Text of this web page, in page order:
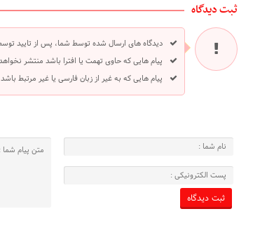
ثبت دیدگاه
دیدگاه های ارسال شده توسط شما، پس از تایید
پیام هایی که حاوی تهمت یا افترا باشد منتشر
پیام هایی که به غیر از زبان فارسی یا غیر مرتبط